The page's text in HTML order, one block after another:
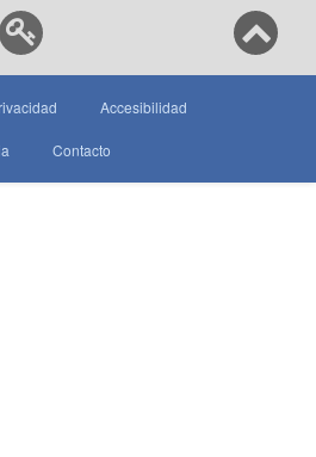
Accesibilidad
Contacto